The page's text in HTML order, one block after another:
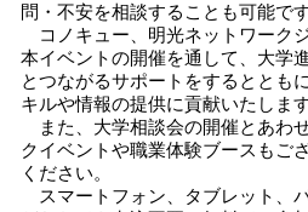
問・不安を相談することも可能です
コノキュー、明光ネットワーク
本イベントの開催を通して、大学
とつながるサポートをするととも
キルや情報の提供に貢献いたします
また、大学相談会の開催とあわ
クイベントや職業体験ブースもご
ください。
スマートフォン、タブレット、